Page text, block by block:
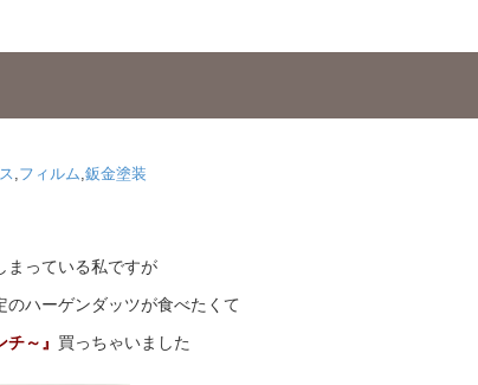
,フィルム,鈑金塗装
まっている私ですが
ハーゲンダッツが食べたくて
～』 買っちゃいました